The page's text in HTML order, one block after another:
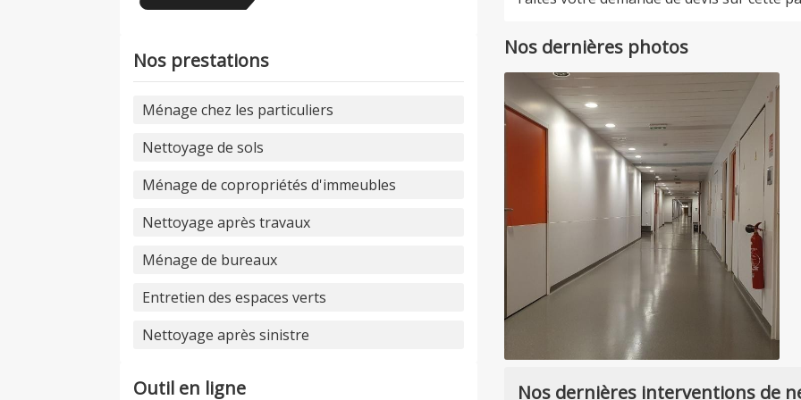
Nos prestations
Ménage chez les particuliers
Nettoyage de sols
Ménage de copropriétés d'immeubles
Nettoyage après travaux
Ménage de bureaux
Entretien des espaces verts
Nettoyage après sinistre
Outil en ligne
Nos dernières photos
Nos dernières interventions de